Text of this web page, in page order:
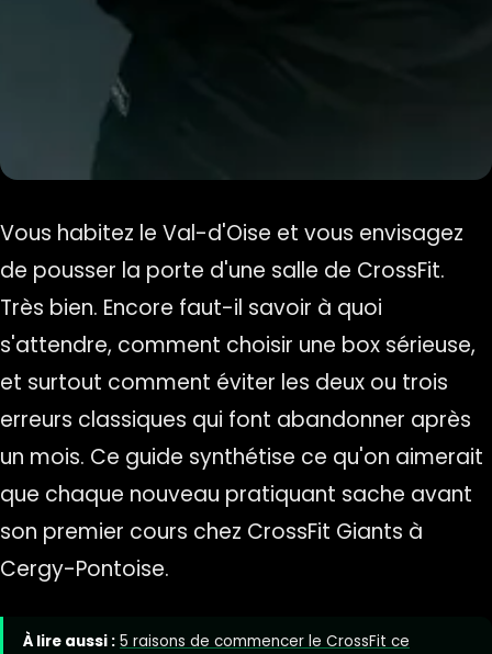
Vous habitez le Val-d'Oise et vous envisagez
de pousser la porte d'une salle de CrossFit.
Très bien. Encore faut-il savoir à quoi
s'attendre, comment choisir une box sérieuse,
et surtout comment éviter les deux ou trois
erreurs classiques qui font abandonner après
un mois. Ce guide synthétise ce qu'on aimerait
que chaque nouveau pratiquant sache avant
son premier cours chez CrossFit Giants à
Cergy-Pontoise.
À lire aussi : 5 raisons de commencer le CrossFit ce